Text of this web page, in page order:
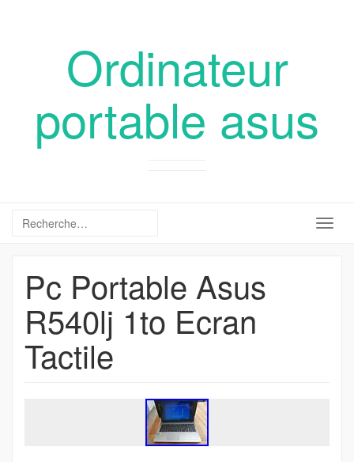
Ordinateur
portable asus
Pc Portable Asus
R540lj 1to Ecran
Tactile